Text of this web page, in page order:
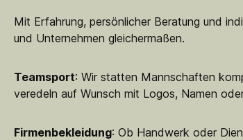
Mit Erfahrung, persönlicher Beratung und
und Unternehmen gleichermaßen.
Teamsport: Wir statten Mannschaften
veredeln auf Wunsch mit Logos, Namen
Firmenbekleidung: Ob Handwerk oder